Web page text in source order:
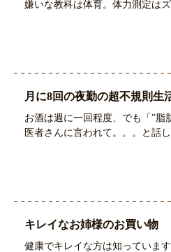
嫌いな教科は体育。体力測定は
月に8回の夜勤の超不規則
お酒は週に一回程度、でも「”脂
医者さんに言われて。。。と話
キレイなお姉様のお買い物
健康でキレイな方は知っていま